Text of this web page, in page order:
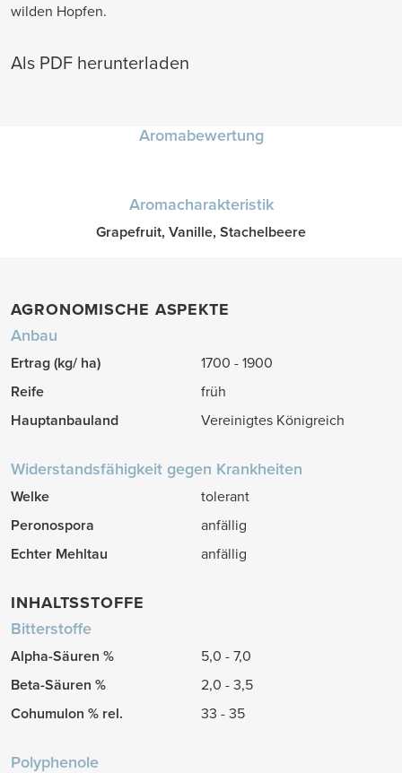
wilden Hopfen.
Als PDF herunterladen
Aromabewertung
Aromacharakteristik
Grapefruit, Vanille, Stachelbeere
AGRONOMISCHE ASPEKTE
Anbau
Ertrag (kg/ ha)
1700 - 1900
Reife
früh
Hauptanbauland
Vereinigtes Königreich
Widerstandsfähigkeit gegen Krankheiten
Welke
tolerant
Peronospora
anfällig
Echter Mehltau
anfällig
INHALTSSTOFFE
Bitterstoffe
Alpha-Säuren %
5,0 - 7,0
Beta-Säuren %
2,0 - 3,5
Cohumulon % rel.
33 - 35
Polyphenole